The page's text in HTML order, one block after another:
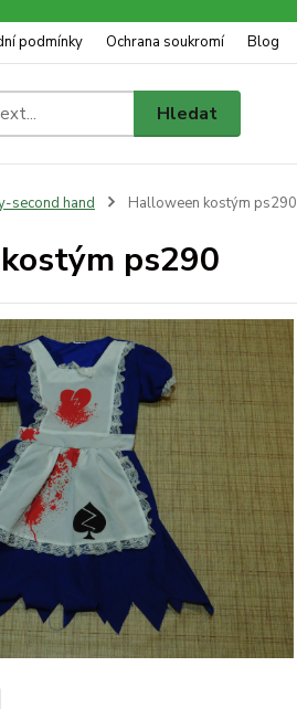
podmínky Ochrana soukromí Blog
Hledat
second hand Halloween kostým ps290
ps290